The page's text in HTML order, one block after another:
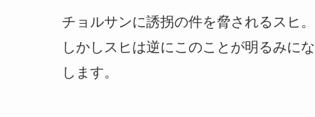
チョルサンに誘拐の件を脅されるスヒ。
しかしスヒは逆にこのことが明るみに
します。